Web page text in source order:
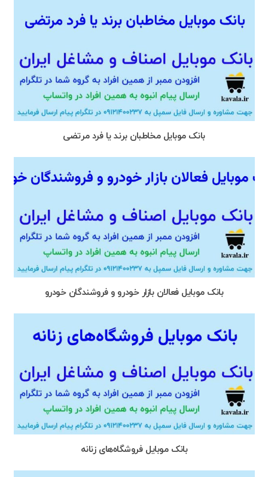
بانک موبایل مخاطبان برند یا فرد مرتضی
بانک موبایل فعالان بازار خودرو و فروشندگان خودرو
بانک موبایل فروشگاه‌های زنانه